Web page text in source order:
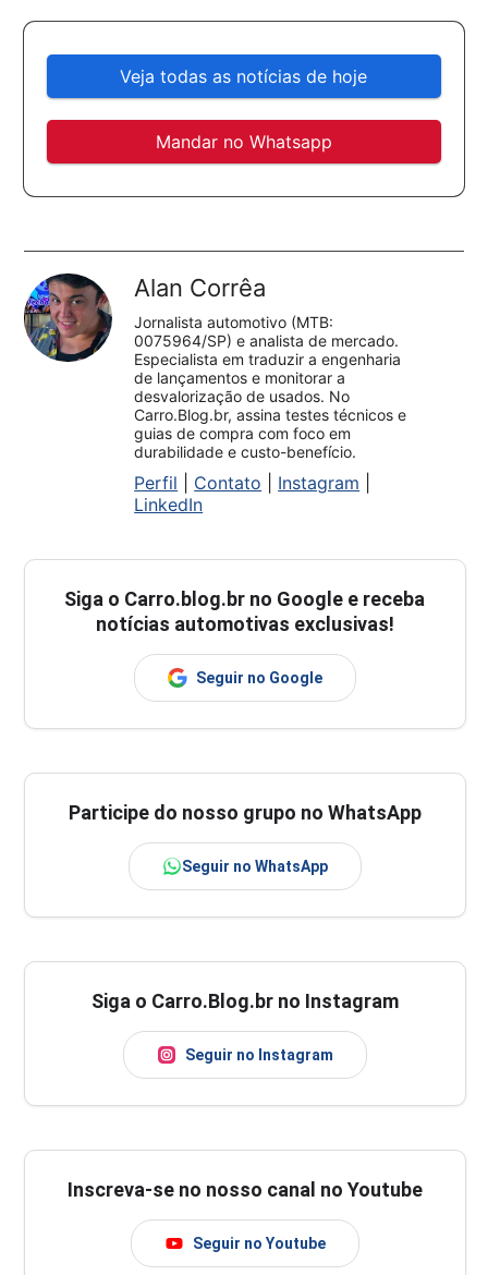
Veja todas as notícias de hoje
Mandar no Whatsapp
Alan Corrêa
Jornalista automotivo (MTB:
0075964/SP) e analista de mercado.
Especialista em traduzir a engenharia
de lançamentos e monitorar a
desvalorização de usados. No
Carro.Blog.br, assina testes técnicos e
guias de compra com foco em
durabilidade e custo-benefício.
Perfil Contato Instagram
LinkedIn
Siga o Carro.blog.br no Google e receba
notícias automotivas exclusivas!
Seguir no Google
Participe do nosso grupo no WhatsApp
Seguir no WhatsApp
Siga o Carro.Blog.br no Instagram
Seguir no Instagram
Inscreva-se no nosso canal no Youtube
Seguir no Youtube